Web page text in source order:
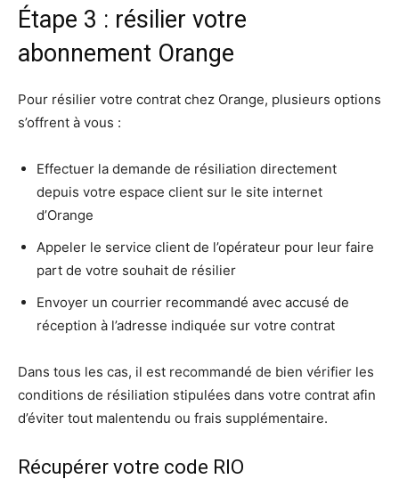
Étape 3 : résilier votre
abonnement Orange
Pour résilier votre contrat chez Orange, plusieurs options
s’offrent à vous :
Effectuer la demande de résiliation directement
depuis votre espace client sur le site internet
d’Orange
Appeler le service client de l’opérateur pour leur faire
part de votre souhait de résilier
Envoyer un courrier recommandé avec accusé de
réception à l’adresse indiquée sur votre contrat
Dans tous les cas, il est recommandé de bien vérifier les
conditions de résiliation stipulées dans votre contrat afin
d’éviter tout malentendu ou frais supplémentaire.
Récupérer votre code RIO